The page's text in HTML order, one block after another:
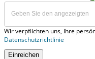
Wir verpflichten uns, Ihre
Datenschutzrichtlinie
Einreichen